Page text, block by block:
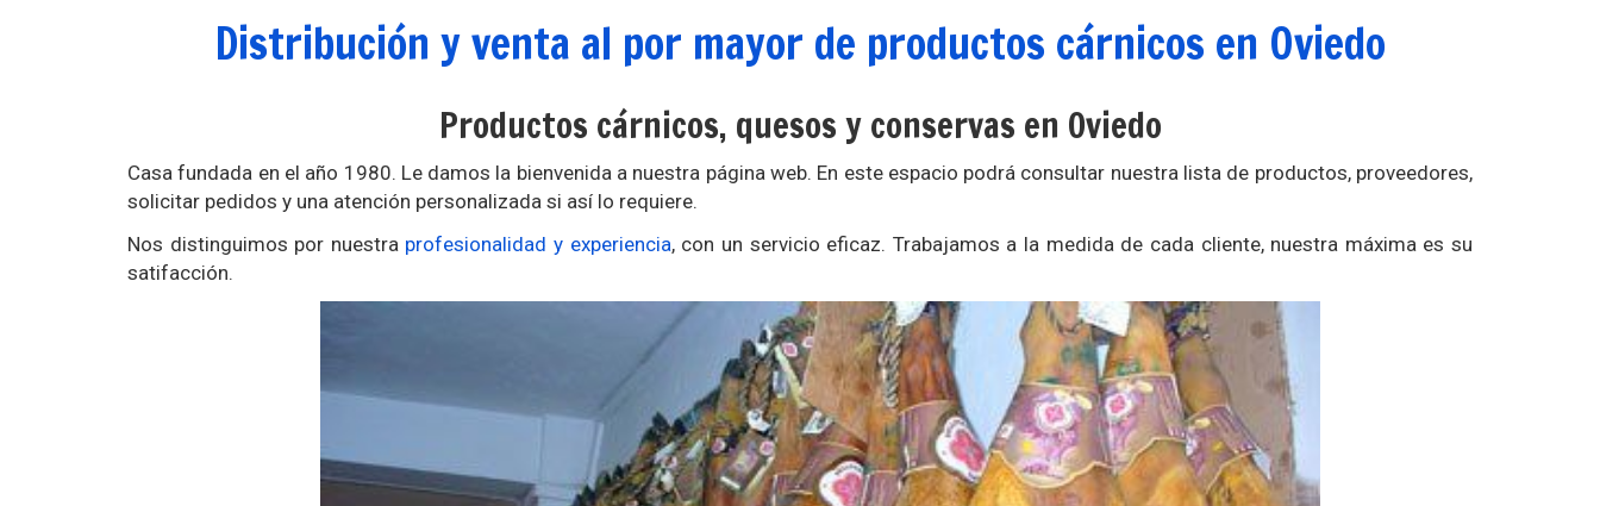
Distribución y venta al por mayor de productos cárnicos en Oviedo
Productos cárnicos, quesos y conservas en Oviedo
Casa fundada en el año 1980. Le damos la bienvenida a nuestra página web. En este espacio podrá consultar nuestra lista de productos, proveedores,
solicitar pedidos y una atención personalizada si así lo requiere.
Nos distinguimos por nuestra profesionalidad y experiencia, con un servicio eficaz. Trabajamos a la medida de cada cliente, nuestra máxima es su
satifacción.